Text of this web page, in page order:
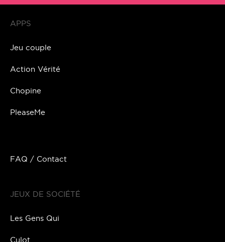
APPS
Jeu couple
Action Vérité
Chopine
PleaseMe
FAQ / Contact
JEUX DE SOCIÉTÉ
Les Gens Qui
Culot